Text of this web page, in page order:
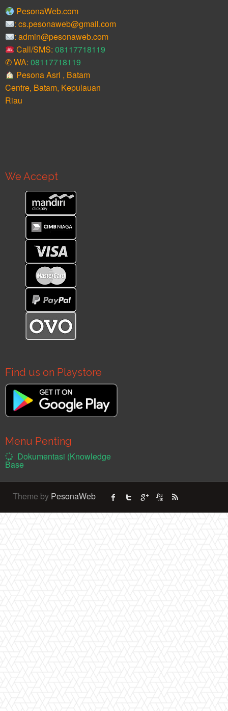
PesonaWeb.com
: cs.pesonaweb@gmail.com
: admin@pesonaweb.com
Call/SMS:08117718119
✆ WA: 08117718119
Pesona Asri , Batam
Centre, Batam, Kepulauan
Riau
We Accept
Find us on Playstore
Menu Penting
Dokumentasi (Knowledge
Base
Theme by PesonaWeb